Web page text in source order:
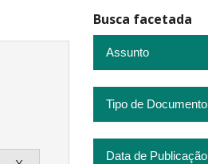
Busca facetada
Assunto
Tipo de Documento
Data de Publicação